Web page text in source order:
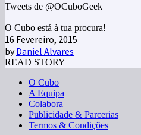
Tweets de @OCuboGeek
O Cubo está à tua procura!
16 Fevereiro, 2015
byDaniel Alvares
READ STORY
O Cubo
A Equipa
Colabora
Publicidade & Parcerias
Termos & Condições